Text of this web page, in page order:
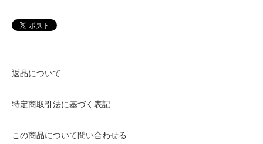
返品について
特定商取引法に基づく表記
この商品について問い合わせる